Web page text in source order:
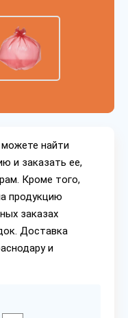
найти
и заказать ее,
Кроме того,
продукцию
заказах
Доставка
и